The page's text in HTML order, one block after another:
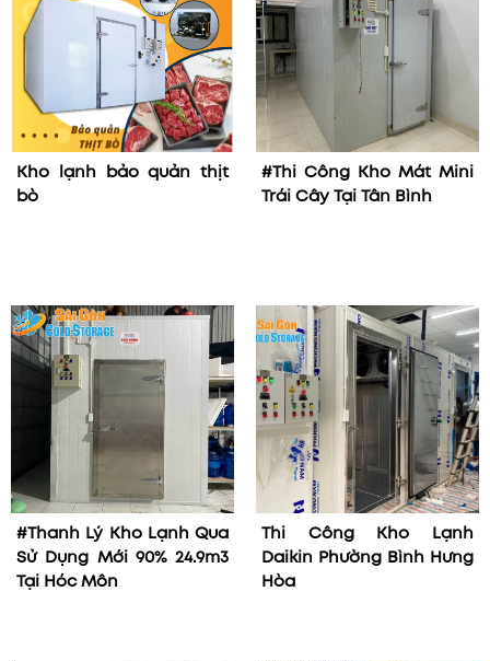
Kho lạnh bảo quản thịt
bò
#Thi Công Kho Mát Mini
Trái Cây Tại Tân Bình
#Thanh Lý Kho Lạnh Qua
Sử Dụng Mới 90% 24.9m3
Tại Hóc Môn
Thi Công Kho Lạnh
Daikin Phường Bình Hưng
Hòa